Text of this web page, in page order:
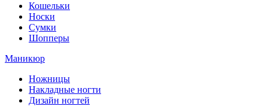
Кошельки
Носки
Сумки
Шопперы
Маникюр
Ножницы
Накладные ногти
Дизайн ногтей